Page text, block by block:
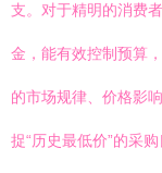
支。对于精明的消费
金，能有效控制预算
的市场规律、价格影
捉“历史最低价”的采购